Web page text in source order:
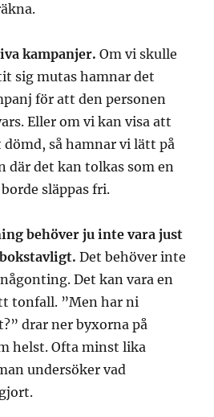
kampanjer. Om vi skulle
sig mutas hamnar det
för att den personen
Eller om vi kan visa att
så hamnar vi lätt på
där det kan tolkas som en
släppas fri.
behöver ju inte vara just
Det behöver inte
Det kan vara en
tonfall. ”Men har ni
drar ner byxorna på
helst. Ofta minst lika
undersöker vad